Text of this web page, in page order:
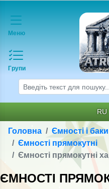
Меню
Групи
RU
Головна
Ємності і
Ємності прямокутні
Ємності прямокутнi
ЄМНОСТІ